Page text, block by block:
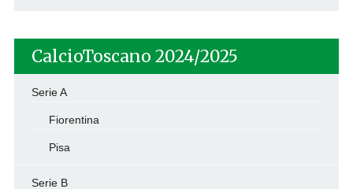
CalcioToscano 2024/2025
Serie A
Fiorentina
Pisa
Serie B